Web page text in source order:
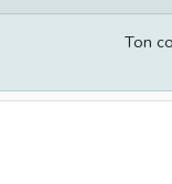
Ton